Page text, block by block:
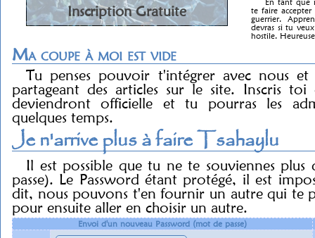
te faire
guerrier.
devras si tu
hostile.
Inscription Gratuite
Ma coupe à moi est vide
Tu penses pouvoir t'intégrer avec nous
partageant des articles sur le site. Inscris
deviendront officielle et tu pourras les
quelques temps.
Je n'arrive plus à faire Tsahaylu
Il est possible que tu ne te souviennes
passe). Le Password étant protégé, il est
dit, nous pouvons t'en fournir un autre qui te
pour ensuite aller en choisir un autre.
Envoi d'un nouveau Password (mot de passe)